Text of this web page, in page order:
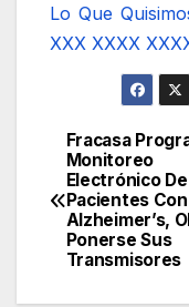
Lo Que
XXX XXXX
de
entradas
Fracasa
Monitoreo
Electrónico De
Pacientes Con
Alzheimer’s,
Ponerse Sus
Transmisores